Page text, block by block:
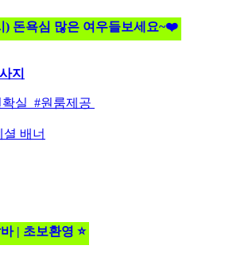
돈욕심 많은 여우들보세요~❤️
지
실 #원룸제공
| 초보환영 ⭐